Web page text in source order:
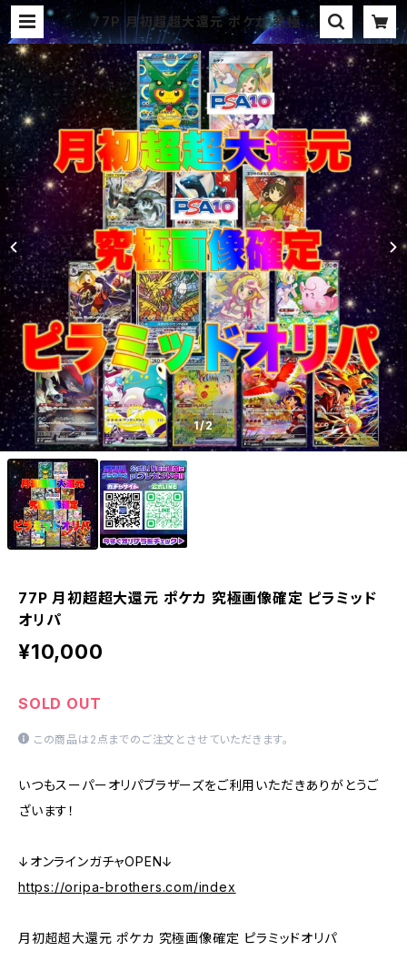
77P 月初超超大還元 ポケカ 究極画
像確定 ピラミッドオリパ | オリパ ブ
ラザーズ オリパ専門店 (ポケカ、ワ
ンピース、遊戯王、ヴァイス、ドラゴン
ボール)
1/2
77P 月初超超大還元 ポケカ 究極画像確定 ピラミッド
オリパ
¥10,000
SOLD OUT
この商品は2点までのご注文とさせていただきます。
いつもスーパーオリパブラザーズをご利用いただきありがとうご
ざいます！
↓オンラインガチャOPEN↓
https://oripa-brothers.com/index
月初超超大還元 ポケカ 究極画像確定 ピラミッドオリパ